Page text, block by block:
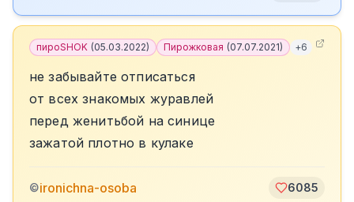
пироSHOK (05.03.2022) Пирожковая (07.07.2021) +6
не забывайте отписаться
от всех знакомых журавлей
перед женитьбой на синице
зажатой плотно в кулаке
©ironichna-osoba 6085